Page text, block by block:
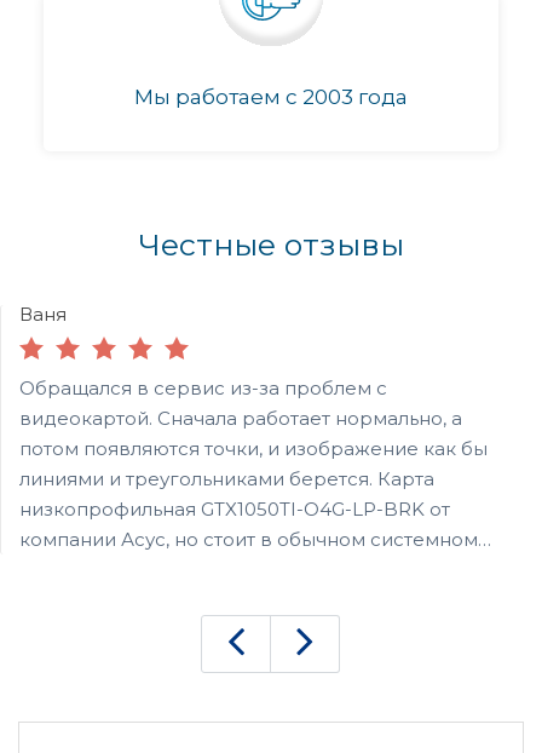
Мы работаем с 2003 года
Честные отзывы
Ваня
Обращался в сервис из-за проблем с
видеокартой. Сначала работает нормально, а
потом появляются точки, и изображение как бы
линиями и треугольниками берется. Карта
низкопрофильная GTX1050TI-O4G-LP-BRK от
компании Асус, но стоит в обычном системном
работает нормально. Ее еще почистили, и сказали,
что нужно и остальной ПК почистить дома, пыли
выбрасывать карту.